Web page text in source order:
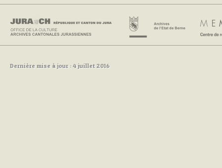
Dernière mise à jour : 4 juillet 2016